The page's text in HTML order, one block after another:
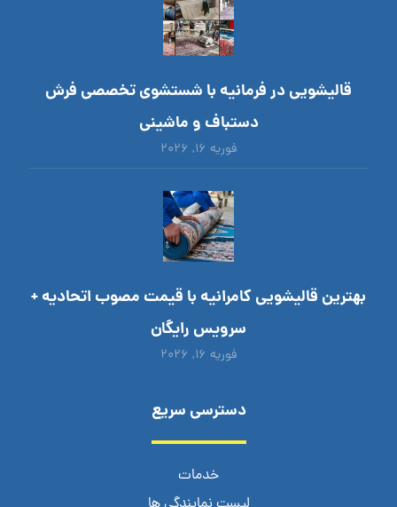
قالیشویی در فرمانیه با شستشوی تخصصی فرش
دستباف و ماشینی
فوریه ۱۶, ۲۰۲۶
بهترین قالیشویی کامرانیه با قیمت مصوب اتحادیه +
سرویس رایگان
فوریه ۱۶, ۲۰۲۶
دسترسی سریع
خدمات